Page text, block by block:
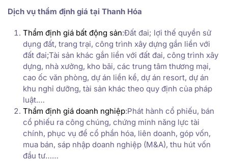
Dịch vụ thẩm định giá tại Thanh Hóa
Thẩm định giá bất động sản:Đất đai; lợi thế quyền sử
dụng đất, trang trại, công trình xây dựng gắn liền với
đất đai;Tài sản khác gắn liền với đất đai, công trình xây
dựng, nhà xưởng, kho bãi, các trung tâm thương mại,
cao ốc văn phòng, dự án liền kề, dự án resort, dự án
khu nghỉ dưỡng, tài sản khác theo quy định của pháp
luật.…
Thẩm định giá doanh nghiệp:Phát hành cổ phiếu, bán
cổ phiếu ra công chúng, chứng minh năng lực tài
chính, phục vụ để cổ phần hóa, liên doanh, góp vốn,
mua bán, sáp nhập doanh nghiệp (M&A), thu hút vốn
đầu tư……